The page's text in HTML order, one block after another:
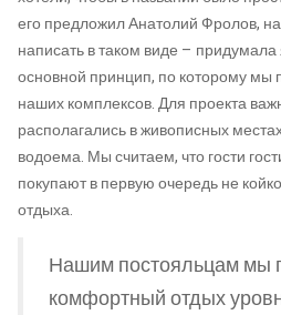
его предложил Анатолий Фролов,
написать в таком виде –
основной принцип, по которому мы
наших комплексов. Для проекта
располагались в живописных
водоема. Мы считаем, что гости
покупают в первую очередь не
отдыха.
Нашим постояльцам мы
комфортный отдых